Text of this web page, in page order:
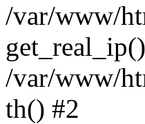
/var/www/
/var/www/
th() #2